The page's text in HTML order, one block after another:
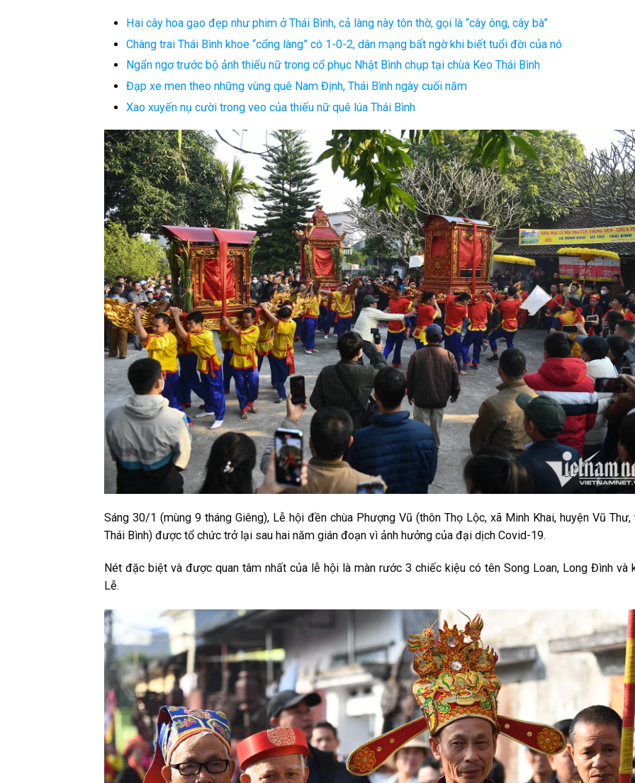
Hai cây hoa gạo đẹp như phim ở Thái Bình, cả làng này tôn thờ, gọi là “cây ông, cây bà”
Chàng trai Thái Bình khoe “cổng làng” có 1-0-2, dân mạng bất ngờ khi biết tuổi đời của nó
Ngẩn ngơ trước bộ ảnh thiếu nữ trong cổ phục Nhật Bình chụp tại chùa Keo Thái Bình
Đạp xe men theo những vùng quê Nam Định, Thái Bình ngày cuối năm
Xao xuyến nụ cười trong veo của thiếu nữ quê lúa Thái Bình
Sáng 30/1 (mùng 9 tháng Giêng), Lễ hội đền chùa Phượng Vũ (thôn Thọ Lộc, xã Minh Khai, huyện Vũ Thư,
Thái Bình) được tổ chức trở lại sau hai năm gián đoạn vì ảnh hưởng của đại dịch Covid-19.
Nét đặc biệt và được quan tâm nhất của lễ hội là màn rước 3 chiếc kiệu có tên Song Loan, Long Đình và
Lễ.